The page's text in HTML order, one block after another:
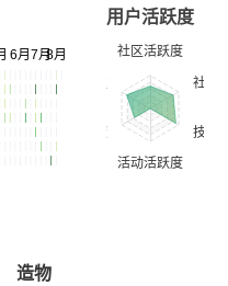
用户活跃度
造物